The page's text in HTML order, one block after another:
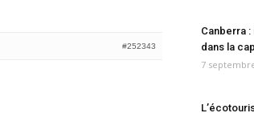
#252343
Canberra
dans la
7